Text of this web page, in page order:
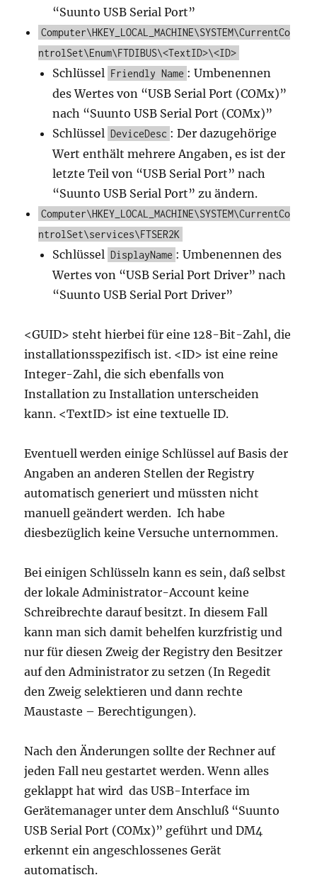
“Suunto USB Serial Port”
Computer\HKEY_LOCAL_MACHINE\SYSTEM\CurrentCo
ntrolSet\Enum\FTDIBUS\<TextID>\<ID>
Schlüssel Friendly Name : Umbenennen
des Wertes von “USB Serial Port (COMx)”
nach “Suunto USB Serial Port (COMx)”
Schlüssel DeviceDesc : Der dazugehörige
Wert enthält mehrere Angaben, es ist der
letzte Teil von “USB Serial Port” nach
“Suunto USB Serial Port” zu ändern.
Computer\HKEY_LOCAL_MACHINE\SYSTEM\CurrentCo
ntrolSet\services\FTSER2K
Schlüssel DisplayName : Umbenennen des
Wertes von “USB Serial Port Driver” nach
“Suunto USB Serial Port Driver”
<GUID> steht hierbei für eine 128-Bit-Zahl, die
installationsspezifisch ist. <ID> ist eine reine
Integer-Zahl, die sich ebenfalls von
Installation zu Installation unterscheiden
kann. <TextID> ist eine textuelle ID.
Eventuell werden einige Schlüssel auf Basis der
Angaben an anderen Stellen der Registry
automatisch generiert und müssten nicht
manuell geändert werden. Ich habe
diesbezüglich keine Versuche unternommen.
Bei einigen Schlüsseln kann es sein, daß selbst
der lokale Administrator-Account keine
Schreibrechte darauf besitzt. In diesem Fall
kann man sich damit behelfen kurzfristig und
nur für diesen Zweig der Registry den Besitzer
auf den Administrator zu setzen (In Regedit
den Zweig selektieren und dann rechte
Maustaste – Berechtigungen).
Nach den Änderungen sollte der Rechner auf
jeden Fall neu gestartet werden. Wenn alles
geklappt hat wird das USB-Interface im
Gerätemanager unter dem Anschluß “Suunto
USB Serial Port (COMx)” geführt und DM4
erkennt ein angeschlossenes Gerät
automatisch.